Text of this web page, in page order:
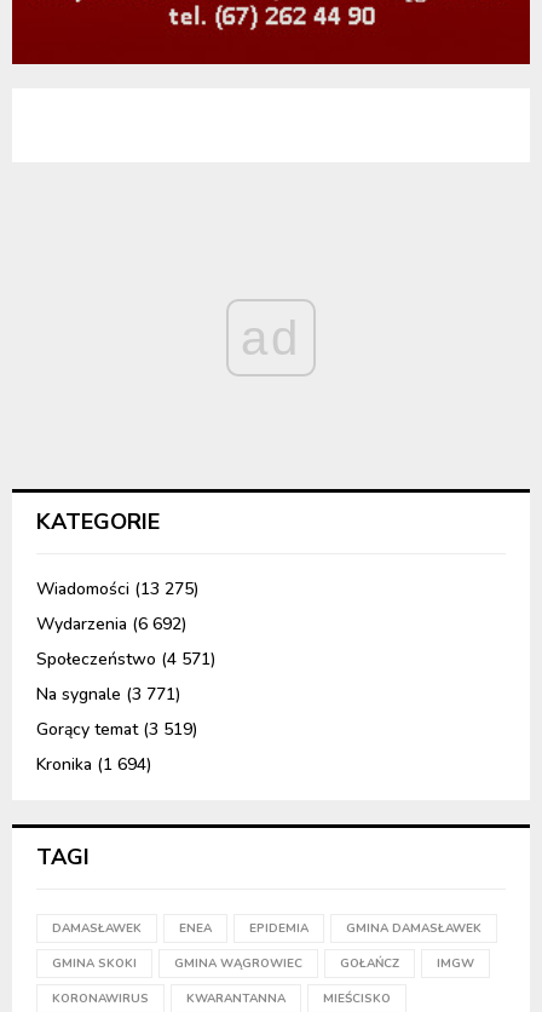
ad
KATEGORIE
Wiadomości (13 275)
Wydarzenia (6 692)
Społeczeństwo (4 571)
Na sygnale (3 771)
Gorący temat(3 519)
Kronika (1 694)
TAGI
DAMASŁAWEK ENEA EPIDEMIA GMINA DAMASŁAWEK
GMINA SKOKI GMINA WĄGROWIEC GOŁAŃCZ IMGW
KORONAWIRUS KWARANTANNA MIEŚCISKO